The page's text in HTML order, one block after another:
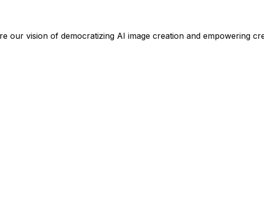
our vision of democratizing AI image creation and empowering